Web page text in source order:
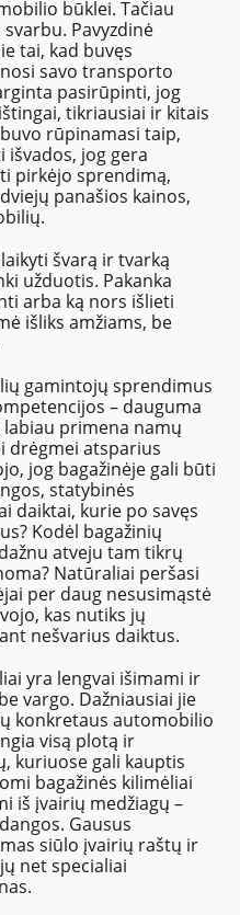
būklei. Tačiau
Pavyzdinė
tai, kad buvęs
savo transporto
pasirūpinti, jog
tikriausiai ir kitais
rūpinamasi taip,
išvados, jog gera
pirkėjo sprendimą,
panašios kainos,
švarą ir tvarką
užduotis. Pakanka
arba ką nors išlieti
išliks amžiams, be
gamintojų sprendimus
– dauguma
primena namų
drėgmei atsparius
jog bagažinėje gali būti
statybinės
daiktai, kurie po savęs
Kodėl bagažinių
atveju tam tikrų
Natūraliai peršasi
per daug nesusimąstė
kas nutiks jų
nešvarius daiktus.
yra lengvai išimami ir
vargo. Dažniausiai jie
konkretaus automobilio
visą plotą ir
kuriuose gali kauptis
bagažinės kilimėliai
iš įvairių medžiagų –
Gausus
siūlo įvairių raštų ir
net specialiai